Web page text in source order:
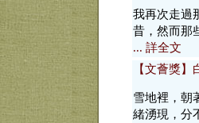
我再次走過
昔，然而那
... 詳全文
【文薈獎
雪地裡，朝
緒湧現，分